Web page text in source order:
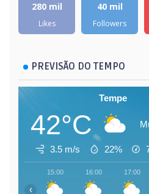
280 mil
Likes
40 mil
Followers
PREVISÃO DO TEMPO
Tempe
42°C
3.5 m/s 22%
15:00 16:00 17:00
‹